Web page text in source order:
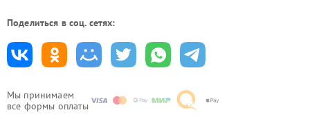
Мы принимаем
все формы оплаты
Поделиться в соц. сетях: